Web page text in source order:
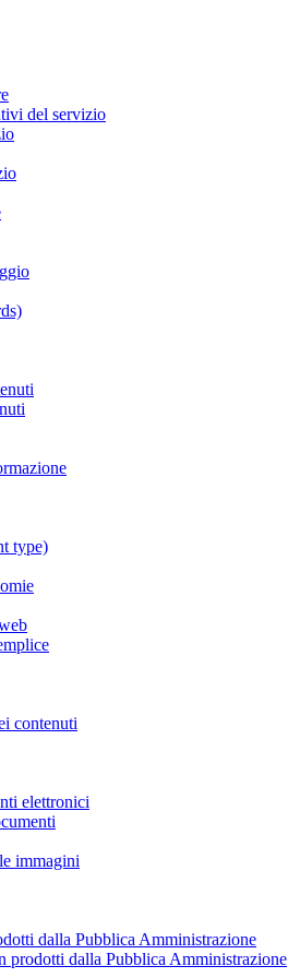
del servizio
type)
contenuti
elettronici
immagini
dalla Pubblica Amministrazione
prodotti dalla Pubblica Amministrazione